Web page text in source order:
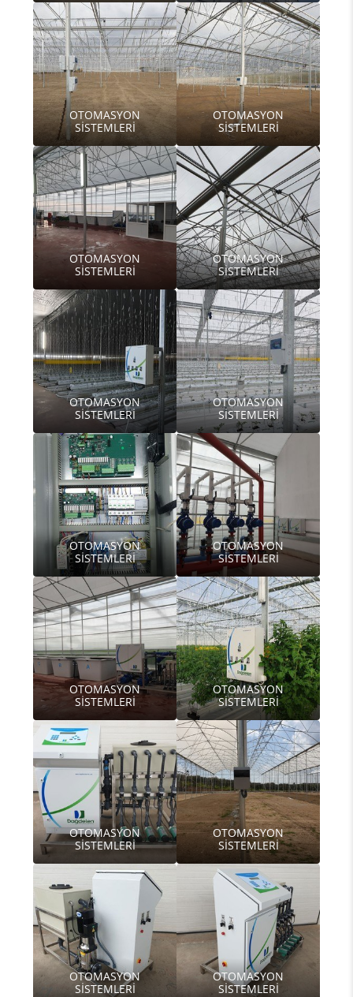
OTOMASYON
SİSTEMLERİ
OTOMASYON
SİSTEMLERİ
OTOMASYON
SİSTEMLERİ
OTOMASYON
SİSTEMLERİ
OTOMASYON
SİSTEMLERİ
OTOMASYON
SİSTEMLERİ
OTOMASYON
SİSTEMLERİ
OTOMASYON
SİSTEMLERİ
OTOMASYON
SİSTEMLERİ
OTOMASYON
SİSTEMLERİ
OTOMASYON
SİSTEMLERİ
OTOMASYON
SİSTEMLERİ
OTOMASYON
SİSTEMLERİ
OTOMASYON
SİSTEMLERİ